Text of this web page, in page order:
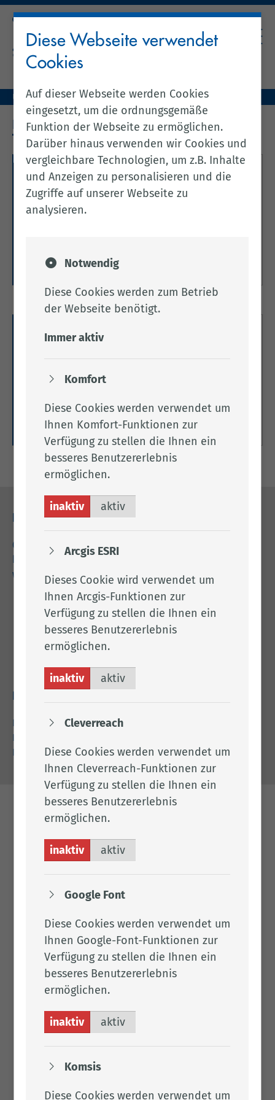
Unser Landkreis Kreis & Politik Kreisrecht & Finanzen
KREISRECHT & FINANZEN
Kreisrecht
Hier bekommen Sie einen umfassenden Einblick
in das geltende Kreisrecht des Landkreises
Weitere Informationen
Finanzen
Hier finden Sie die aktuelle Haushaltssatzung des
Landkreises Cloppenburg, die Haushaltspläne für
Bankverbindung des Landkreises Cloppenburg.
Weitere Informationen
Kontakt
04471 15 0
kreishaus@lkclp.de
www.lkclp.de
Landkreis Cloppenburg
Eschstr. 29
Impressum
Datenschutz
Barrierefreiheit
Diese Webseite verwendet
Cookies
Auf dieser Webseite werden Cookies
eingesetzt, um die ordnungsgemäße
Funktion der Webseite zu ermöglichen.
Darüber hinaus verwenden wir Cookies und
vergleichbare Technologien, um z.B. Inhalte
und Anzeigen zu personalisieren und die
Zugriffe auf unserer Webseite zu
analysieren.
Notwendig
Diese Cookies werden zum Betrieb
der Webseite benötigt.
Immer aktiv
Komfort
Diese Cookies werden verwendet um
Ihnen Komfort-Funktionen zur
Verfügung zu stellen die Ihnen ein
besseres Benutzererlebnis
ermöglichen.
inaktiv aktiv
Arcgis ESRI
Dieses Cookie wird verwendet um
Ihnen Arcgis-Funktionen zur
Verfügung zu stellen die Ihnen ein
besseres Benutzererlebnis
ermöglichen.
inaktiv aktiv
Cleverreach
Diese Cookies werden verwendet um
Ihnen Cleverreach-Funktionen zur
Verfügung zu stellen die Ihnen ein
besseres Benutzererlebnis
ermöglichen.
inaktiv aktiv
Google Font
Diese Cookies werden verwendet um
Ihnen Google-Font-Funktionen zur
Verfügung zu stellen die Ihnen ein
besseres Benutzererlebnis
ermöglichen.
inaktiv aktiv
Komsis
Diese Cookies werden verwendet um